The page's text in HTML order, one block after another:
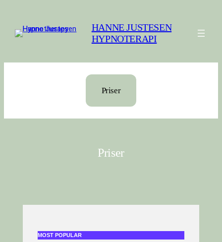
indhold
HANNE JUSTESEN
HYPNOTERAPI
Priser
Priser
MOST POPULAR